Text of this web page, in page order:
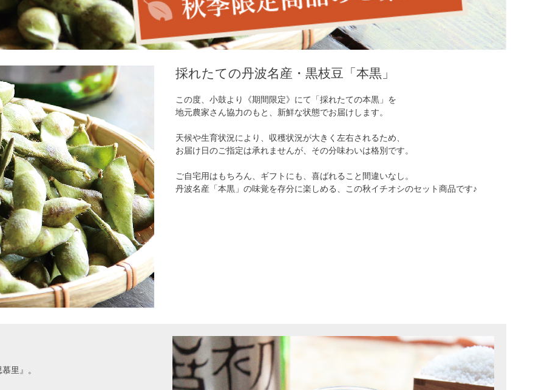
採れたての丹波名産・黒枝豆「本黒」
この度、小鼓より《期間限定》にて「採れたての本黒」を
地元農家さん協力のもと、新鮮な状態でお届けします。
天候や生育状況により、収穫状況が大きく左右されるため、
お届け日のご指定は承れませんが、その分味わいは格別です。
ご自宅用はもちろん、ギフトにも、喜ばれること間違いなし。
丹波名産「本黒」の味覚を存分に楽しめる、この秋イチオシのセット商品です♪
里』。